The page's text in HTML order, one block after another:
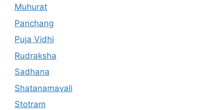
Muhurat
Panchang
Puja Vidhi
Rudraksha
Sadhana
Shatanamavali
Stotram